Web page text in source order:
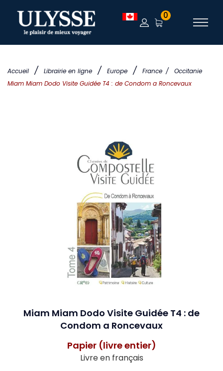
Accueil / Librairie en ligne / Europe / France /
Occitanie
Miam Miam Dodo Visite Guidée T4 : de Condom a Roncevaux
0
Miam Miam Dodo Visite Guidée T4 : de
Condom a Roncevaux
Papier (livre entier)
Livre en français